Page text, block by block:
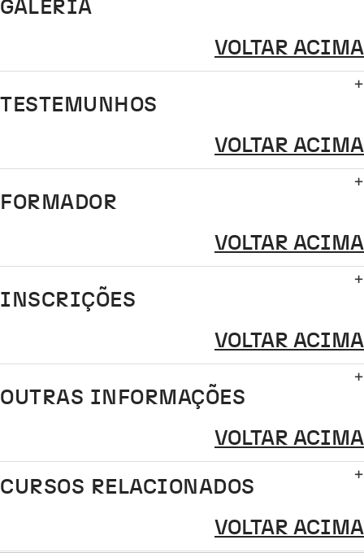
GALERIA
VOLTAR ACIMA
TESTEMUNHOS
VOLTAR ACIMA
FORMADOR
VOLTAR ACIMA
INSCRIÇÕES
VOLTAR ACIMA
OUTRAS INFORMAÇÕES
VOLTAR ACIMA
CURSOS RELACIONADOS
VOLTAR ACIMA